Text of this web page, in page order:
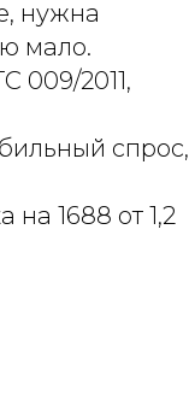
нужна
мало.
009/2011,
спрос,
на 1688 от 1,2